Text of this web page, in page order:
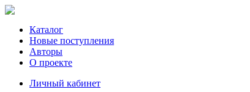
Каталог
Новые поступления
Авторы
О проекте
Личный кабинет